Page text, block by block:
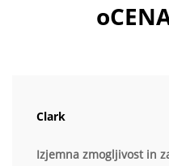
Clark
Izjemna zmogljivost in